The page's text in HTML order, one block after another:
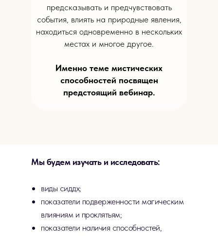
предсказывать и предчувствовать
события, влиять на природные явления,
находиться одновременно в нескольких
местах и многое другое.
Именно теме мистических
способностей посвящен
предстоящий вебинар.
Мы будем изучать и исследовать:
виды сиддх;
показатели подверженности магическим
влияниям и проклятьям;
показатели наличия способностей,